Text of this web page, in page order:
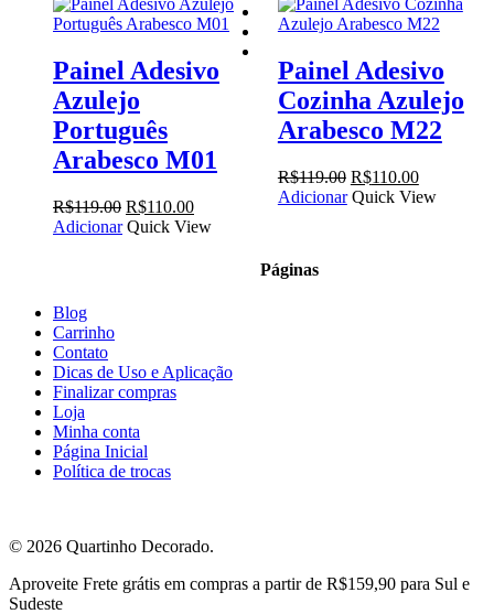
Painel Adesivo
Azulejo
Português
Arabesco M01
R$119.00 O
preço
R$110.00O
preço
Adicionar Quick View
Painel Adesivo
Cozinha Azulejo
Arabesco M22
R$119.00 O
preço
R$110.00O
preço
Adicionar Quick View
facebook
instagram
Páginas
Blog
Carrinho
Contato
Dicas de Uso e Aplicação
Finalizar compras
Loja
Minha conta
Página Inicial
Política de trocas
© 2026 Quartinho Decorado.
Close
Menu
Aproveite Frete grátis em compras a partir de R$159,90 para Sul e
Sudeste